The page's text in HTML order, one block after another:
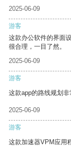
2025-06-09
游客
这款办公软件的界面
很合理，一目了然。
2025-06-09
游客
这款app的路线规划非
2025-06-09
游客
这款加速器VPM应用